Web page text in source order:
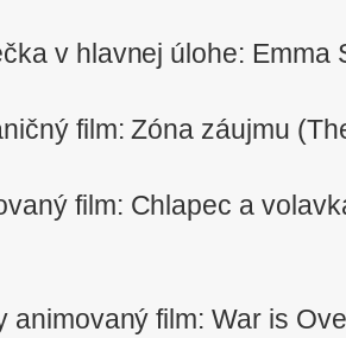
v hlavnej úlohe: Emma
film: Zóna záujmu
film: Chlapec a
animovaný film: War is